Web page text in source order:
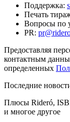
Поддержка:
Печать
Вопросы по
PR:
Предоставляя
контактным
определенных
Последние
Плюсы Rideró,
и многое другое